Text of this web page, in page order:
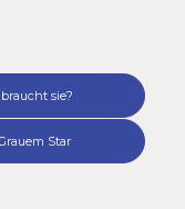
sie?
Star